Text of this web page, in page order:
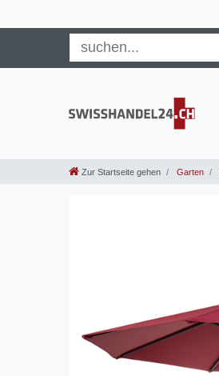
Zur Startseite gehen Garten